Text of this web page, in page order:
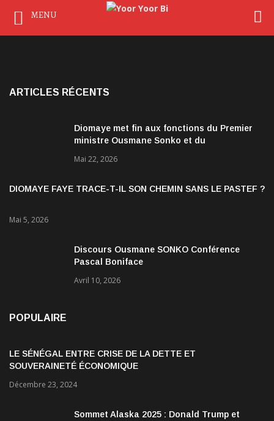
ARTICLES RÉCENTS
Diomaye met fin aux fonctions du Premier
ministre Ousmane Sonko et du
Mai 22, 2026
DIOMAYE FAYE TRACE-T-IL SON CHEMIN SANS LE PASTEF ?
Mai 5, 2026
Discours Ousmane SONKO Conférence
Pascal Boniface
Avril 10, 2026
POPULAIRE
LE SÉNÉGAL ENTRE CRISE DE LA DETTE ET
SOUVERAINETÉ ÉCONOMIQUE
Décembre 23, 2024
Sommet Alaska 2025 : Donald Trump et
MENU